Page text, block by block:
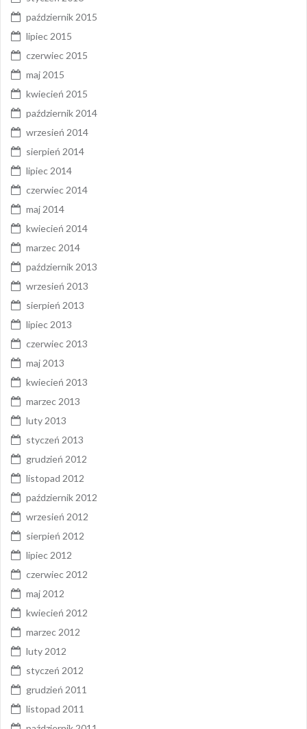
październik 2015
lipiec 2015
czerwiec 2015
maj 2015
kwiecień 2015
październik 2014
wrzesień 2014
sierpień 2014
lipiec 2014
czerwiec 2014
maj 2014
kwiecień 2014
marzec 2014
październik 2013
wrzesień 2013
sierpień 2013
lipiec 2013
czerwiec 2013
maj 2013
kwiecień 2013
marzec 2013
luty 2013
styczeń 2013
grudzień 2012
listopad 2012
październik 2012
wrzesień 2012
sierpień 2012
lipiec 2012
czerwiec 2012
maj 2012
kwiecień 2012
marzec 2012
luty 2012
styczeń 2012
grudzień 2011
listopad 2011